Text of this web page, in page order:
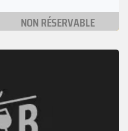
NON RÉSERVABLE